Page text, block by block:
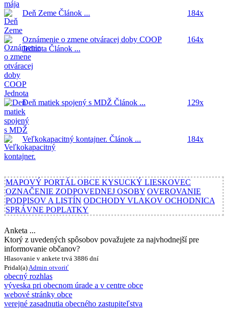
Deň Zeme Článok ... 184x
Oznámenie o zmene otváracej doby COOP
Jednota Článok ...
164x
Deň matiek spojený s MDŽ Článok ... 129x
Veľkokapacitný kontajner. Článok ... 184x
MAPOVÝ PORTÁL OBCE KYSUCKÝ LIESKOVEC
OZNAČENIE ZODPOVEDNEJ OSOBY OVEROVANIE
PODPISOV A LISTÍN ODCHODY VLAKOV OCHODNICA
SPRÁVNE POPLATKY
Anketa ...
Ktorý z uvedených spôsobov považujete za najvhodnejší pre
informovanie občanov?
Hlasovanie v ankete trvá 3886 dní
Pridal(a)Admin otvoriť
obecný rozhlas
výveska pri obecnom úrade a v centre obce
webové stránky obce
verejné zasadnutia obecného zastupiteľstva